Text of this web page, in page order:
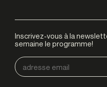
Inscrivez-vous à la
semaine le programme!